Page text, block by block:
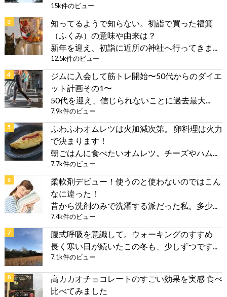
15k件のビュー
知ってるようで知らない。初詣で買った福箕
（ふくみ）の意味や由来は？
新年を迎え、初詣に近所の神社へ行ってきま...
12.5k件のビュー
ジムに入会して筋トレ開始〜50代からのダイエ
ット計画その1〜
50代を迎え、信じられないことに過去最大...
7.9k件のビュー
ふわふわオムレツは火加減次第。 卵料理は火力
で決まります！
朝ごはんに食べたいオムレツ。チーズやハム...
7.7k件のビュー
柔軟剤デビュー！使うのと使わないのではこん
なに違った！
昔から洗剤のみで洗濯する派だった私。多少...
7.4k件のビュー
腹式呼吸を意識して。ウォーキングのすすめ
長く寒い日が続いたこの冬も、少しずつです...
7.1k件のビュー
高カカオチョコレートのすごい効果を実感 食べ
比べてみました